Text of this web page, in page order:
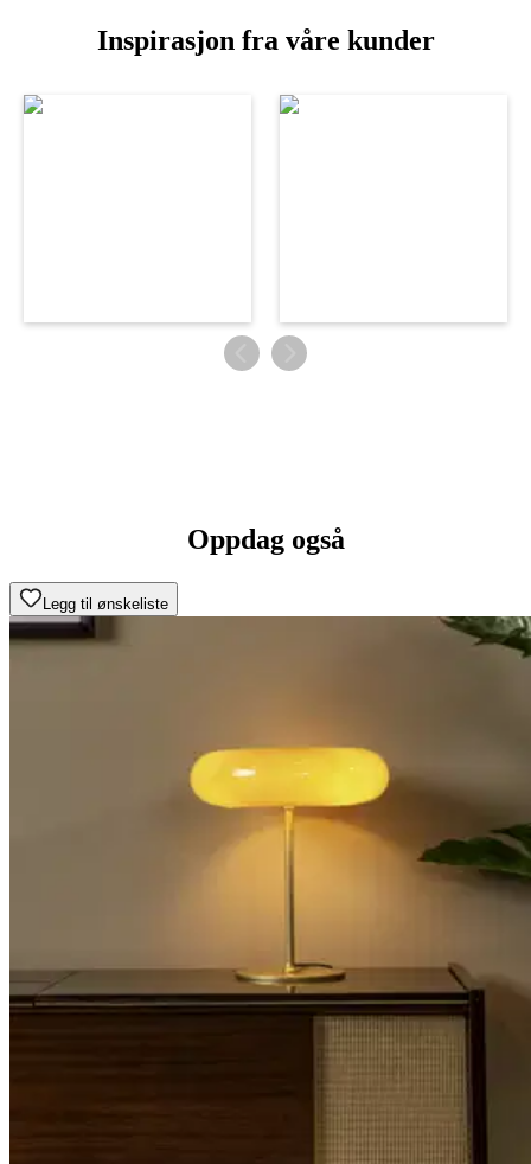
Inspirasjon fra våre kunder
Oppdag også
Legg til ønskeliste